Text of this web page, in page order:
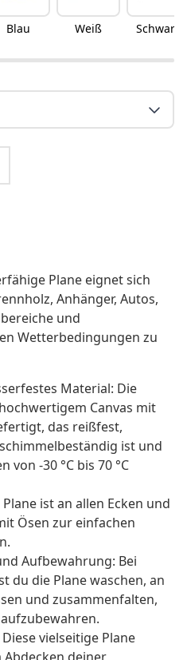
Blau Weiß Schwarz
Plane eignet sich
Anhänger, Autos,
und
Wetterbedingungen zu
Material: Die
Canvas mit
das reißfest,
ist und
von -30 °C bis 70 °C
ist an allen Ecken und
Ösen zur einfachen
Aufbewahrung: Bei
du die Plane waschen, an
und zusammenfalten,
vielseitige Plane